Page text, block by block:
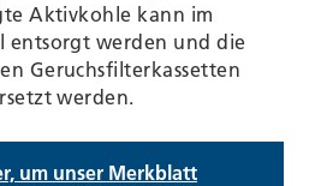
Aktivkohle kann im
entsorgt werden und die
Geruchsfilterkassetten
werden.
um unser Merkblatt